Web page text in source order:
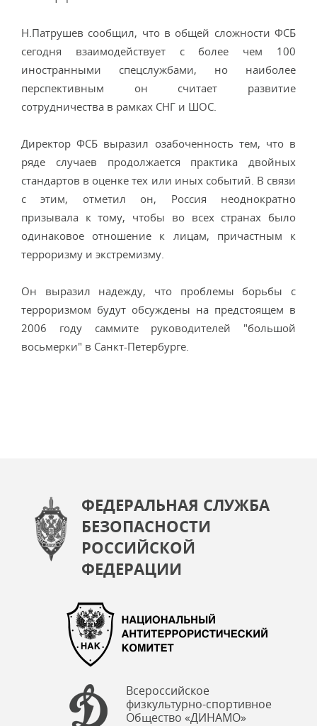
Н.Патрушев сообщил, что в общей сложности ФСБ
сегодня взаимодействует с более чем 100
иностранными спецслужбами, но наиболее
перспективным он считает развитие
сотрудничества в рамках СНГ и ШОС.
Директор ФСБ выразил озабоченность тем, что в
ряде случаев продолжается практика двойных
стандартов в оценке тех или иных событий. В связи
с этим, отметил он, Россия неоднократно
призывала к тому, чтобы во всех странах было
одинаковое отношение к лицам, причастным к
терроризму и экстремизму.
Он выразил надежду, что проблемы борьбы с
терроризмом будут обсуждены на предстоящем в
2006 году саммите руководителей "большой
восьмерки" в Санкт-Петербурге.
ФЕДЕРАЛЬНАЯ СЛУЖБА
БЕЗОПАСНОСТИ
РОССИЙСКОЙ
ФЕДЕРАЦИИ
Всероссийское
физкультурно-спортивное
Общество «ДИНАМО»